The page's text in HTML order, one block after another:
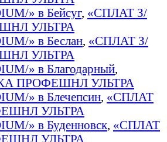
» в Бейсуг, «СПЛАТ З/
УЛЬТРА
» в Беслан, «СПЛАТ З/
УЛЬТРА
» в Благодарный,
ПРОФЕШНЛ УЛЬТРА
» в Блечепсин, «СПЛАТ
УЛЬТРА
» в Буденновск, «СПЛАТ
УЛЬТРА